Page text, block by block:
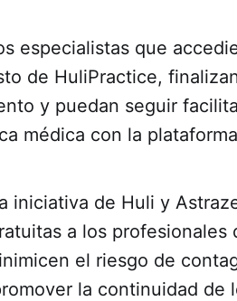
especialistas que
de HuliPractice,
y puedan seguir
médica con la
iniciativa de Huli y
a los profesionales
el riesgo de
la continuidad de